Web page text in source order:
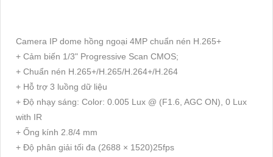
Camera IP dome hồng ngoại 4MP chuẩn nén H.265+
+ Cảm biến 1/3" Progressive Scan CMOS;
+ Chuẩn nén H.265+/H.265/H.264+/H.264
+ Hỗ trợ 3 luồng dữ liệu
+ Độ nhạy sáng: Color: 0.005 Lux @ (F1.6, AGC ON), 0 Lux
with IR
+ Ống kính 2.8/4 mm
+ Độ phân giải tối đa (2688 × 1520)25fps